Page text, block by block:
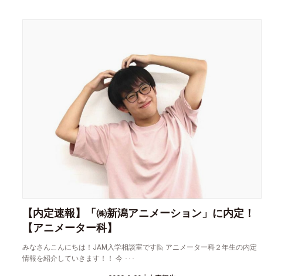
【内定速報】「㈱新潟アニメーション」に内定！
【アニメーター科】
みなさんこんにちは！JAM入学相談室です🙋 アニメーター科２年生の内定
情報を紹介していきます！！ 今 ･･･